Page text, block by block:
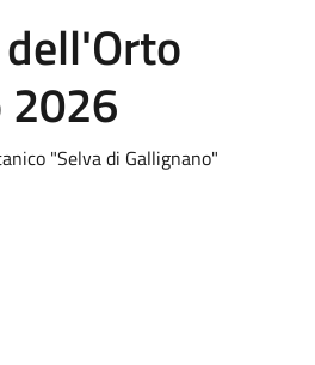
2026
"Selva di Gallignano"